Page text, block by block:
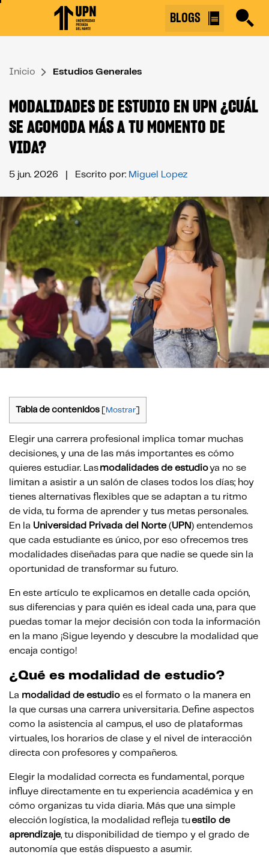
↷
BLOGS
Inicio Estudios Generales
MODALIDADES DE ESTUDIO EN UPN ¿CUÁL
SE ACOMODA MÁS A TU MOMENTO DE
VIDA?
5 jun. 2026 | Escrito por: Miguel Lopez
Tabla de contenidos Mostrar
Elegir una carrera profesional implica tomar muchas
decisiones, y una de las más importantes es cómo
quieres estudiar. Las modalidades de estudioya no se
limitan a asistir a un salón de clases todos los días; hoy
tienes alternativas flexibles que se adaptan a tu ritmo
de vida, tu forma de aprender y tus metas personales.
En la Universidad Privada del Norte(UPN ) entendemos
que cada estudiante es único, por eso ofrecemos tres
modalidades diseñadas para que nadie se quede sin la
oportunidad de transformar su futuro.
En este artículo te explicamos en detalle cada opción,
sus diferencias y para quién es ideal cada una, para que
puedas tomar la mejor decisión con toda la información
en la mano ¡Sigue leyendo y descubre la modalidad que
encaja contigo!
¿Qué es modalidad de estudio?
La modalidad de estudio es el formato o la manera en
la que cursas una carrera universitaria. Define aspectos
como la asistencia al campus, el uso de plataformas
virtuales, los horarios de clase y el nivel de interacción
directa con profesores y compañeros.
Elegir la modalidad correcta es fundamental, porque
influye directamente en tu experiencia académica y en
cómo organizas tu vida diaria. Más que una simple
elección logística, la modalidad refleja tuestilo de
aprendizaje, tu disponibilidad de tiempo y el grado de
autonomía que estás dispuesto a asumir.